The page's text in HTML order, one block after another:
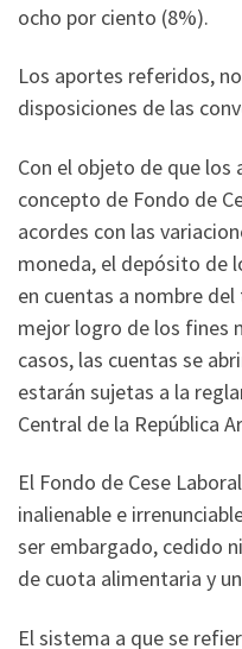
ocho por ciento (8%).
Los aportes referidos,
disposiciones de las
Con el objeto de que
concepto de Fondo de
acordes con las
moneda, el depósito de
en cuentas a nombre
mejor logro de los fines
casos, las cuentas se
estarán sujetas a la
Central de la República
El Fondo de Cese
inalienable e
ser embargado, cedido
de cuota alimentaria y
El sistema a que se